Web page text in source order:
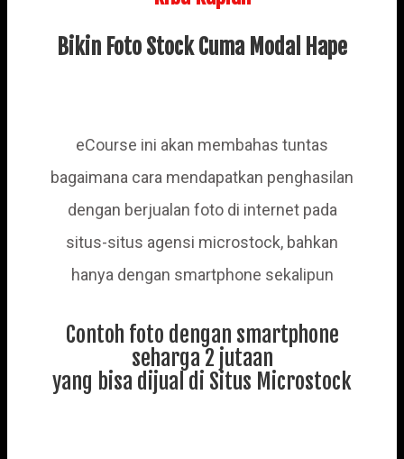
Bikin Foto Stock Cuma Modal Hape
eCourse ini akan membahas tuntas
bagaimana cara mendapatkan penghasilan
dengan berjualan foto di internet pada
situs-situs agensi microstock, bahkan
hanya dengan smartphone sekalipun
Contoh foto dengan smartphone
seharga 2 jutaan
yang bisa dijual di Situs Microstock